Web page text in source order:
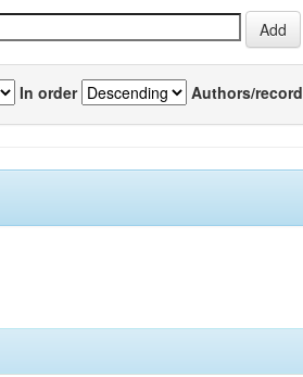
In order Authors/record